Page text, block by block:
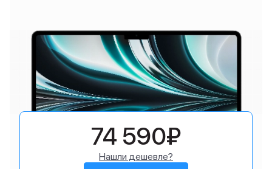
74 590₽
Нашли дешевле?